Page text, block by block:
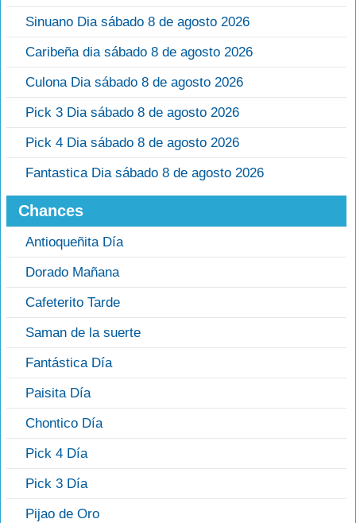
Sinuano Dia sábado 8 de agosto 2026
Caribeña dia sábado 8 de agosto 2026
Culona Dia sábado 8 de agosto 2026
Pick 3 Dia sábado 8 de agosto 2026
Pick 4 Dia sábado 8 de agosto 2026
Fantastica Dia sábado 8 de agosto 2026
Chances
Antioqueñita Día
Dorado Mañana
Cafeterito Tarde
Saman de la suerte
Fantástica Día
Paisita Día
Chontico Día
Pick 4 Día
Pick 3 Día
Pijao de Oro